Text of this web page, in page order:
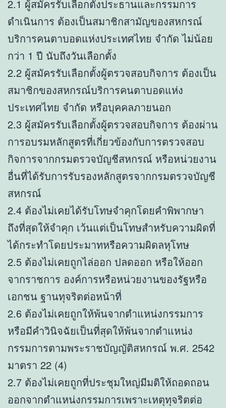
2.1 ผู้สมัครรับเลือกตั้งประธานและกรรมการ
ดำเนินการ ต้องเป็นสมาชิกสามัญของสหกรณ์
บริการคนตาบอดแห่งประเทศไทย จำกัด ไม่น้อย
กว่า 1 ปี นับถึงวันเลือกตั้ง
2.2 ผู้สมัครรับเลือกตั้งผู้ตรวจสอบกิจการ ต้องเป็น
สมาชิกของสหกรณ์บริการคนตาบอดแห่ง
ประเทศไทย จำกัด หรือบุคคลภายนอก
2.3 ผู้สมัครรับเลือกตั้งผู้ตรวจสอบกิจการ ต้องผ่าน
การอบรมหลักสูตรที่เกี่ยวข้องกับการตรวจสอบ
กิจการจากกรมตรวจบัญชีสหกรณ์ หรือหน่วยงาน
อื่นที่ได้รับการรับรองหลักสูตรจากกรมตรวจบัญชี
สหกรณ์
2.4 ต้องไม่เคยได้รับโทษจำคุกโดยคำพิพากษา
ถึงที่สุดให้จำคุก เว้นแต่เป็นโทษสำหรับความผิดที่
ได้กระทำโดยประมาทหรือความผิดลหุโทษ
2.5 ต้องไม่เคยถูกไล่ออก ปลดออก หรือให้ออก
จากราชการ องค์การหรือหน่วยงานของรัฐหรือ
เอกชน ฐานทุจริตต่อหน้าที่
2.6 ต้องไม่เคยถูกให้พ้นจากตำแหน่งกรรมการ
หรือมีคำวินิจฉัยเป็นที่สุดให้พ้นจากตำแหน่ง
กรรมการตามพระราชบัญญัติสหกรณ์ พ.ศ. 2542
มาตรา 22 (4)
2.7 ต้องไม่เคยถูกที่ประชุมใหญ่มีมติให้ถอดถอน
ออกจากตำแหน่งกรรมการเพราะเหตุทุจริตต่อ